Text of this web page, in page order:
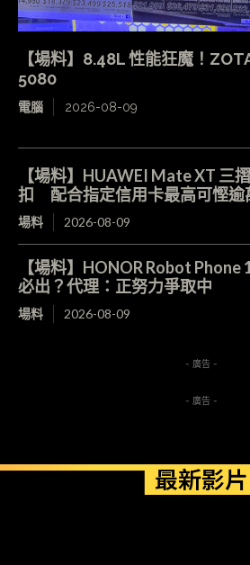
【場料】8.48L 性能狂魔！
5080
電腦 2026-08-09
【場料】HUAWEI Mate XT 三
扣 配合指定信用卡最高可慳逾
場料 2026-08-09
【場料】HONOR Robot
必出？代理：正努力爭取中
場料 2026-08-09
- 廣告 -
- 廣告 -
最新影片